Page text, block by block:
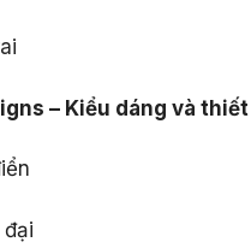
– Kiểu dáng và
đại